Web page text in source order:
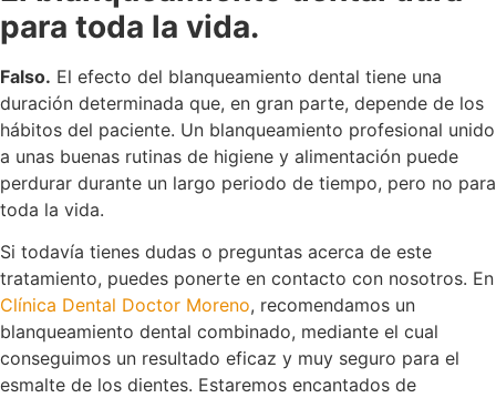
para toda la vida.
Falso. El efecto del blanqueamiento dental tiene una
duración determinada que, en gran parte, depende de los
hábitos del paciente. Un blanqueamiento profesional unido
a unas buenas rutinas de higiene y alimentación puede
perdurar durante un largo periodo de tiempo, pero no para
toda la vida.
Si todavía tienes dudas o preguntas acerca de este
tratamiento, puedes ponerte en contacto con nosotros. En
Clínica Dental Doctor Moreno, recomendamos un
blanqueamiento dental combinado, mediante el cual
conseguimos un resultado eficaz y muy seguro para el
esmalte de los dientes. Estaremos encantados de